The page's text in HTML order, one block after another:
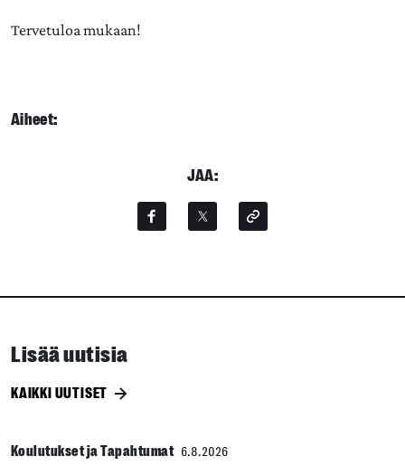
Tervetuloa mukaan!
Aiheet:
JAA:
Lisää uutisia
KAIKKI UUTISET
Koulutukset ja Tapahtumat 6.8.2026